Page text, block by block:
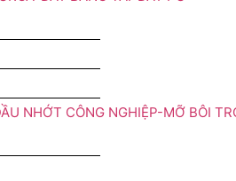
NHỚT CÔNG NGHIỆP-MỠ BÔI